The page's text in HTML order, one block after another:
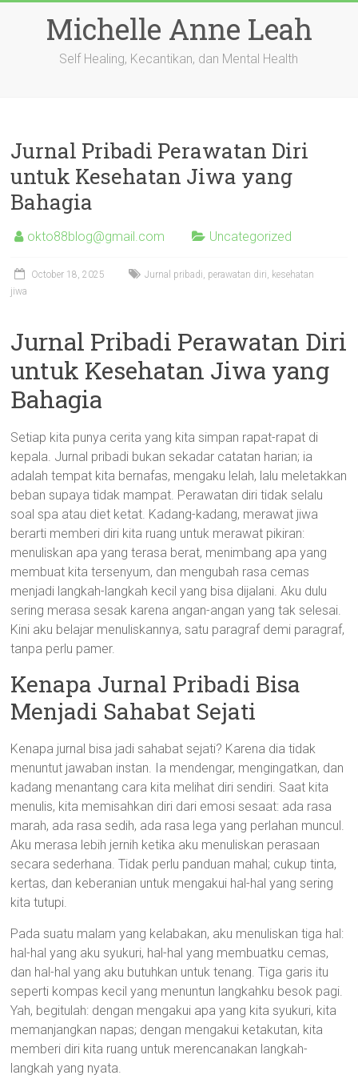
Michelle Anne Leah
Self Healing, Kecantikan, dan Mental Health
Jurnal Pribadi Perawatan Diri
untuk Kesehatan Jiwa yang
Bahagia
okto88blog@gmail.com Uncategorized
October 18, 2025
Jurnal pribadi, perawatan diri, kesehatan
jiwa
Jurnal Pribadi Perawatan Diri
untuk Kesehatan Jiwa yang
Bahagia
Setiap kita punya cerita yang kita simpan rapat-rapat di
kepala. Jurnal pribadi bukan sekadar catatan harian; ia
adalah tempat kita bernafas, mengaku lelah, lalu meletakkan
beban supaya tidak mampat. Perawatan diri tidak selalu
soal spa atau diet ketat. Kadang-kadang, merawat jiwa
berarti memberi diri kita ruang untuk merawat pikiran:
menuliskan apa yang terasa berat, menimbang apa yang
membuat kita tersenyum, dan mengubah rasa cemas
menjadi langkah-langkah kecil yang bisa dijalani. Aku dulu
sering merasa sesak karena angan-angan yang tak selesai.
Kini aku belajar menuliskannya, satu paragraf demi paragraf,
tanpa perlu pamer.
Kenapa Jurnal Pribadi Bisa
Menjadi Sahabat Sejati
Kenapa jurnal bisa jadi sahabat sejati? Karena dia tidak
menuntut jawaban instan. Ia mendengar, mengingatkan, dan
kadang menantang cara kita melihat diri sendiri. Saat kita
menulis, kita memisahkan diri dari emosi sesaat: ada rasa
marah, ada rasa sedih, ada rasa lega yang perlahan muncul.
Aku merasa lebih jernih ketika aku menuliskan perasaan
secara sederhana. Tidak perlu panduan mahal; cukup tinta,
kertas, dan keberanian untuk mengakui hal-hal yang sering
kita tutupi.
Pada suatu malam yang kelabakan, aku menuliskan tiga hal:
hal-hal yang aku syukuri, hal-hal yang membuatku cemas,
dan hal-hal yang aku butuhkan untuk tenang. Tiga garis itu
seperti kompas kecil yang menuntun langkahku besok pagi.
Yah, begitulah: dengan mengakui apa yang kita syukuri, kita
memanjangkan napas; dengan mengakui ketakutan, kita
memberi diri kita ruang untuk merencanakan langkah-
langkah yang nyata.